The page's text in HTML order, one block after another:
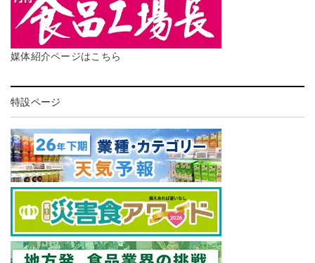
媒体紹介ページはこちら
特設ページ